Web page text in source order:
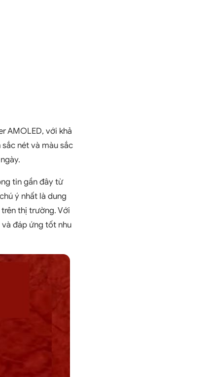
AMOLED, với khả
nét và màu sắc
tin gần đây từ
ý nhất là dung
thị trường. Với
đáp ứng tốt nhu